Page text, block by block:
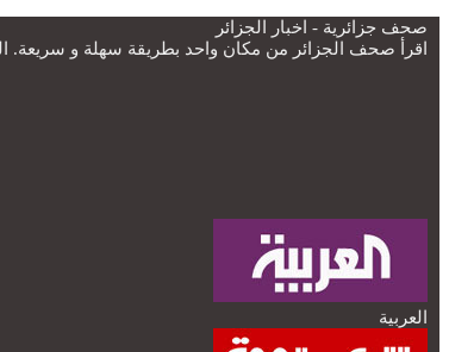
صحف جزائرية - اخبار الجزائر
اقرأ صحف الجزائر من مكان واحد بطريقة سهلة و سريعة.
العربية